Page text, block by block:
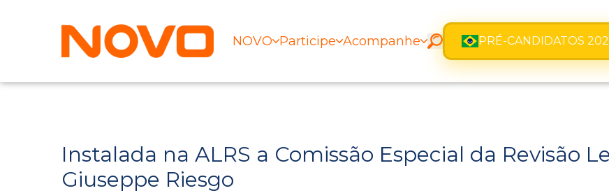
NOVO Participe Acompanhe PRÉ-CANDIDATOS
Instalada na ALRS a Comissão Especial da Revisão
Giuseppe Riesgo